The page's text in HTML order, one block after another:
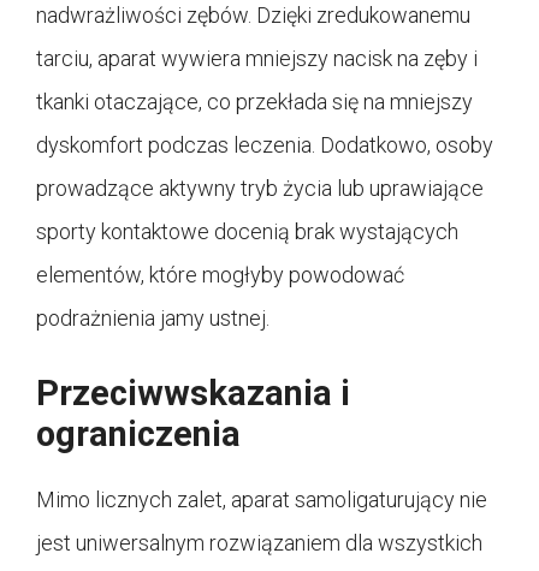
nadwrażliwości zębów. Dzięki zredukowanemu
tarciu, aparat wywiera mniejszy nacisk na zęby i
tkanki otaczające, co przekłada się na mniejszy
dyskomfort podczas leczenia. Dodatkowo, osoby
prowadzące aktywny tryb życia lub uprawiające
sporty kontaktowe docenią brak wystających
elementów, które mogłyby powodować
podrażnienia jamy ustnej.
Przeciwwskazania i
ograniczenia
Mimo licznych zalet, aparat samoligaturujący nie
jest uniwersalnym rozwiązaniem dla wszystkich